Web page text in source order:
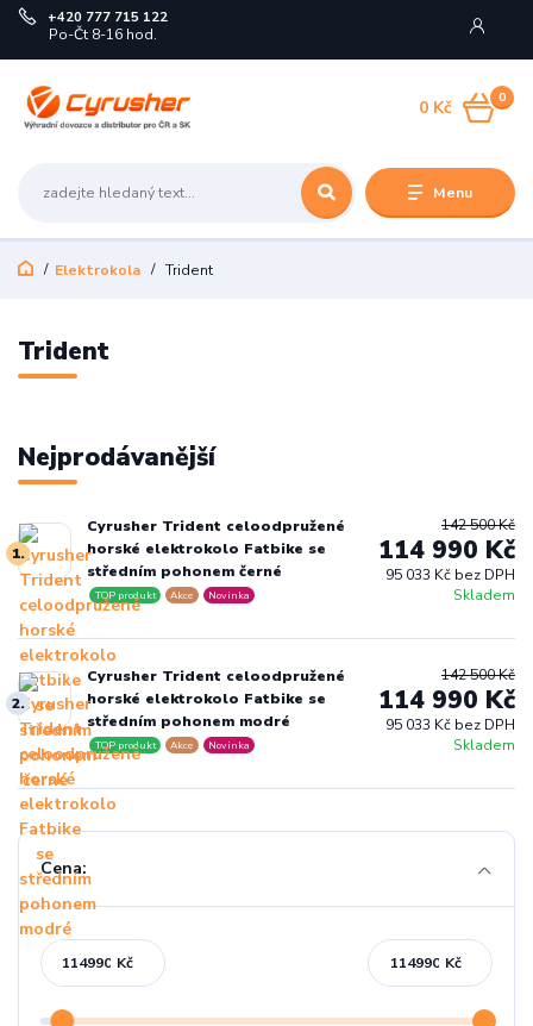
Menu
+420 777 715 122
Po-Čt 8-16 hod.
0
0 Kč
Elektrokola Trident
Trident
Nejprodávanější
1.
Cyrusher Trident celoodpružené
horské elektrokolo Fatbike se
středním pohonem černé
Skladem
TOP produkt Akce Novinka
142 500 Kč
114 990 Kč
95 033 Kč bez DPH
2.
Cyrusher Trident celoodpružené
horské elektrokolo Fatbike se
středním pohonem modré
Skladem
TOP produkt Akce Novinka
142 500 Kč
114 990 Kč
95 033 Kč bez DPH
Cena:
Kč Kč